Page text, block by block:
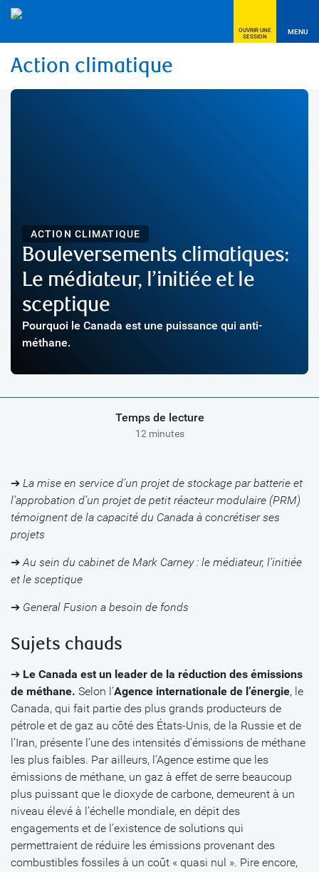
OUVRIR UNE
SESSION
MENU
Action climatique
ACTION CLIMATIQUE
Bouleversements climatiques:
Le médiateur, l’initiée et le
sceptique
Pourquoi le Canada est une puissance qui anti-
méthane.
Temps de lecture
12 minutes
➔ La mise en service d’un projet de stockage par batterie et
l’approbation d’un projet de petit réacteur modulaire (PRM)
témoignent de la capacité du Canada à concrétiser ses
projets
➔Au sein du cabinet de Mark Carney : le médiateur, l’initiée
et le sceptique
➔ General Fusion a besoin de fonds
Sujets chauds
➔ Le Canada est un leader de la réduction des émissions
de méthane. Selon l’Agence internationale de l’énergie, le
Canada, qui fait partie des plus grands producteurs de
pétrole et de gaz au côté des États-Unis, de la Russie et de
l’Iran, présente l’une des intensités d’émissions de méthane
les plus faibles. Par ailleurs, l’Agence estime que les
émissions de méthane, un gaz à effet de serre beaucoup
plus puissant que le dioxyde de carbone, demeurent à un
niveau élevé à l’échelle mondiale, en dépit des
engagements et de l’existence de solutions qui
permettraient de réduire les émissions provenant des
combustibles fossiles à un coût « quasi nul ». Pire encore,